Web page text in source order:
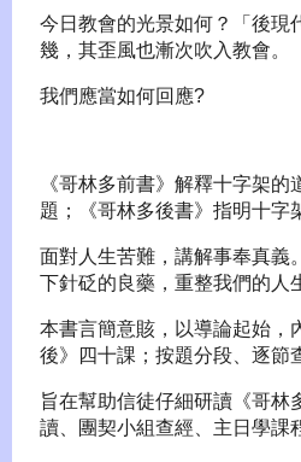
今日教會的光景如何？「後現
幾，其歪風也漸次吹入教會。
我們應當如何回應?
《哥林多前書》解釋十字架
題；《哥林多後書》指明十字
面對人生苦難，講解事奉真義
下針砭的良藥，重整我們的人
本書言簡意賅，以導論起始，
後》四十課；按題分段、逐節
旨在幫助信徒仔細研讀《哥林
讀、團契小組查經、主日學課